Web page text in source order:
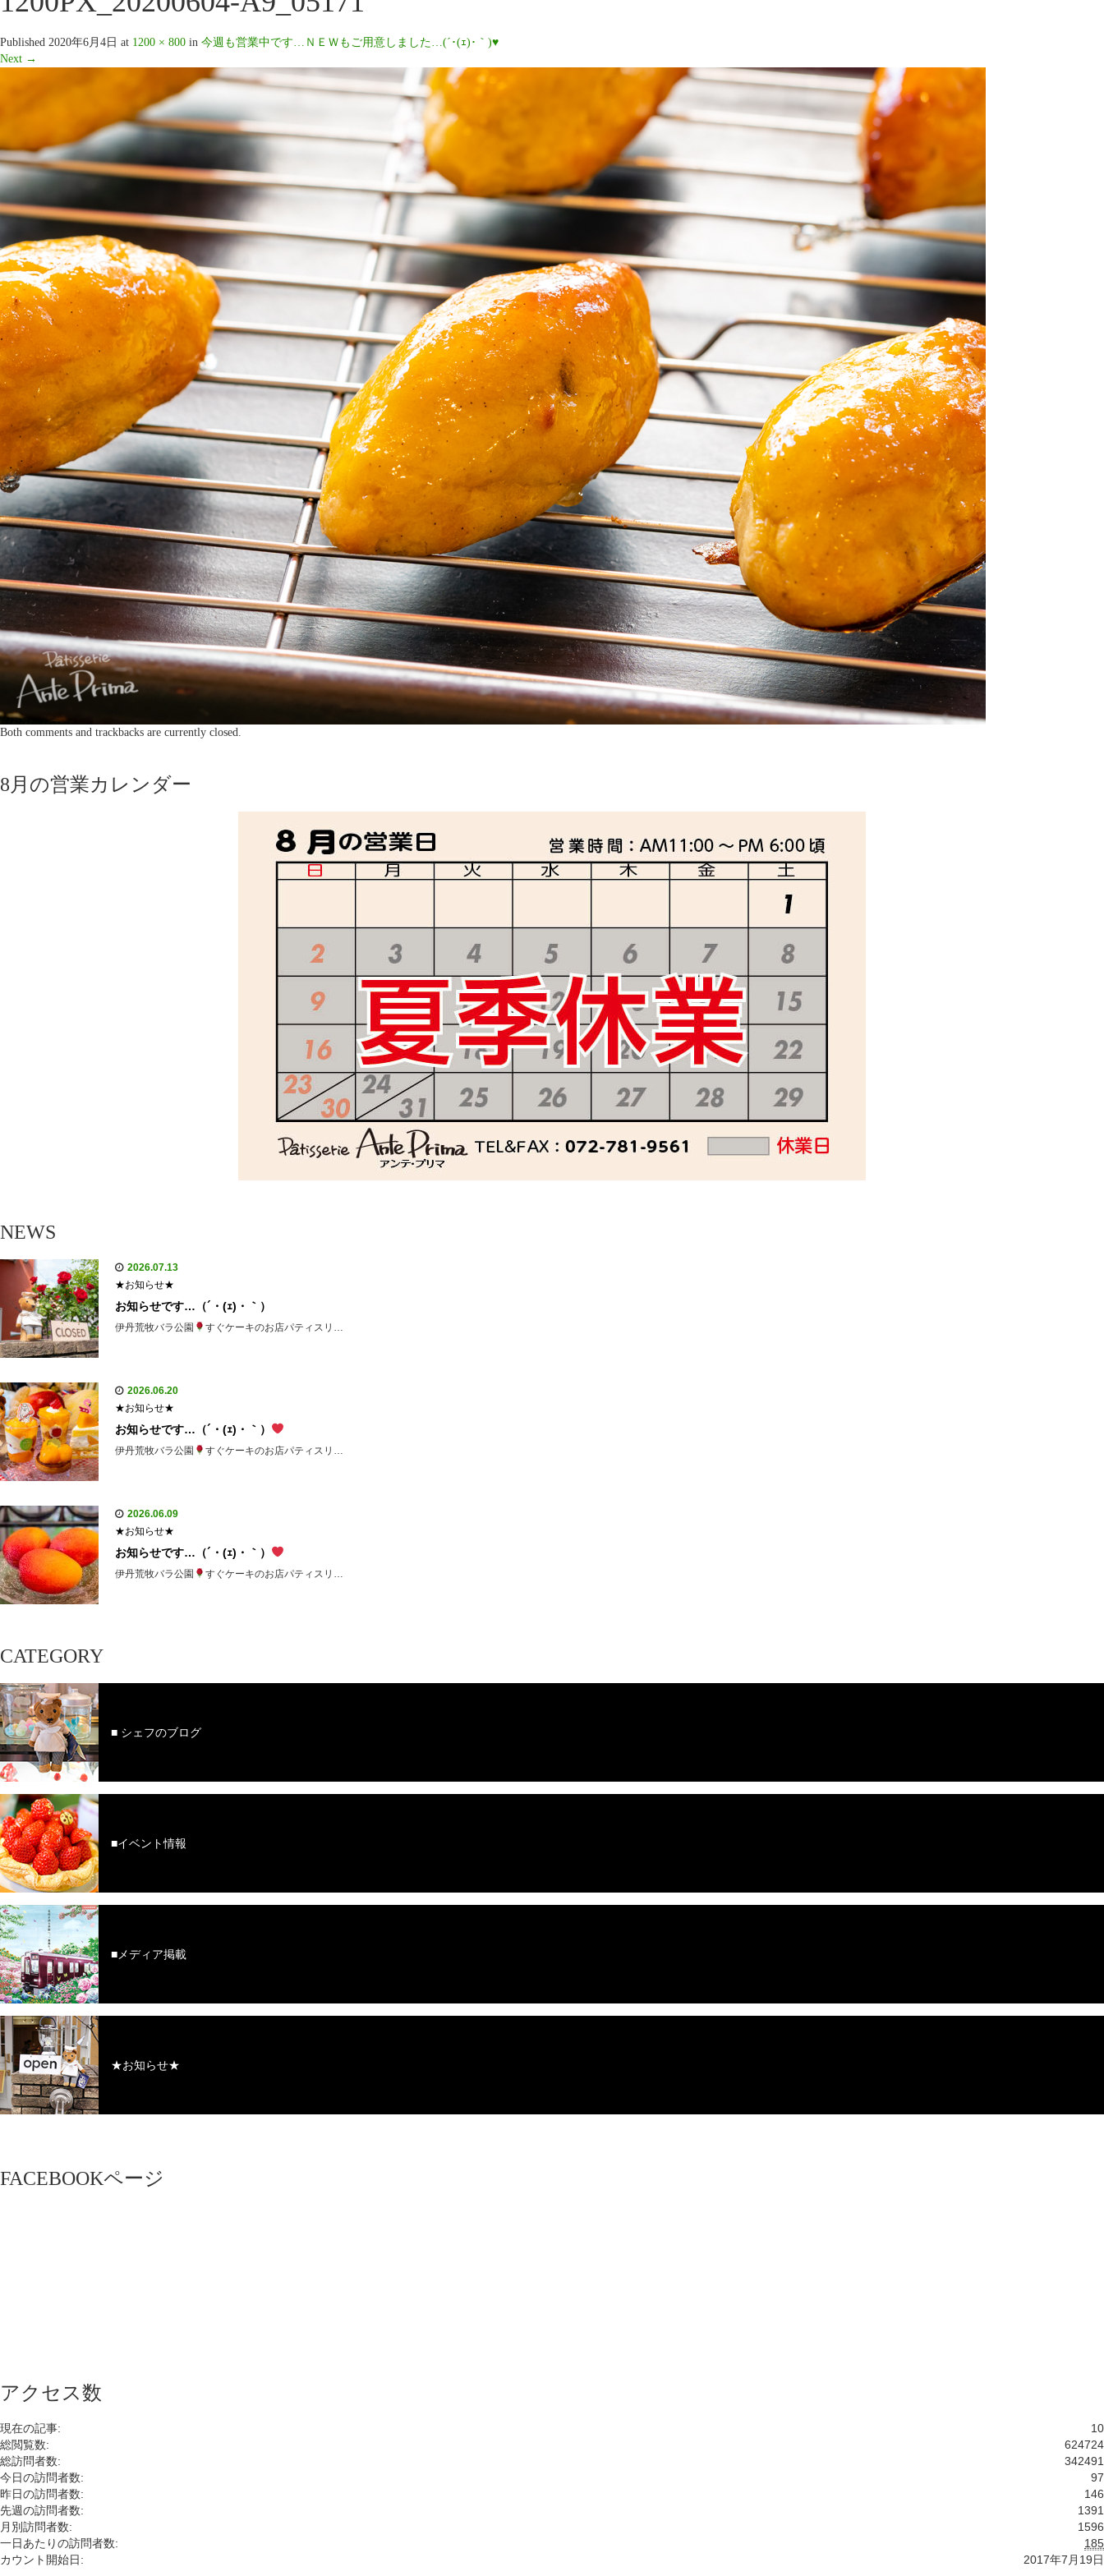
Published 2020年6月4日 at 1200 × 800 in 今週も営業中です…ＮＥＷもご用意しました…(´･(ｪ)･｀)♥
Next →
Both comments and trackbacks are currently closed.
8月の営業カレンダー
NEWS
2026.07.13
★お知らせ★
お知らせです…（´・(ｪ)・｀）
伊丹荒牧バラ公園 すぐケーキのお店パティスリ…
2026.06.20
★お知らせ★
お知らせです…（´・(ｪ)・｀）
伊丹荒牧バラ公園 すぐケーキのお店パティスリ…
2026.06.09
★お知らせ★
お知らせです…（´・(ｪ)・｀）
伊丹荒牧バラ公園 すぐケーキのお店パティスリ…
CATEGORY
■ シェフのブログ
■イベント情報
■メディア掲載
★お知らせ★
FACEBOOKページ
アクセス数
10
現在の記事:
624724
総閲覧数:
342491
総訪問者数:
97
今日の訪問者数:
146
昨日の訪問者数:
1391
先週の訪問者数:
1596
月別訪問者数:
185
一日あたりの訪問者数:
2017年7月19日
カウント開始日: